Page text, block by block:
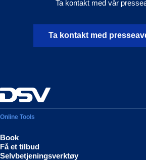
Ta kontakt med vår
Ta kontakt med
Online Tools
Book
Få et tilbud
Selvbetjeningsverktøy